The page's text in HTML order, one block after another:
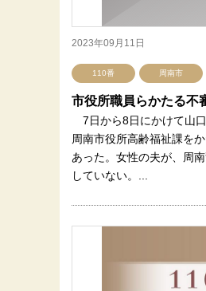
2023年09月11日
110番 周南市
市役所職員らかたる
7日から8日にかけて山
周南市役所高齢福祉課を
あった。女性の夫が、周
していない。...